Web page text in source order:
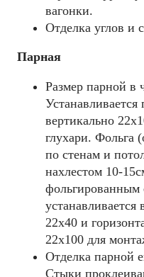
вагонки.
Отделка углов и
Парная
Размер парной в
вертикально
глухари. Фольга
по стенам и
нахлестом 10-
фольгированным
устанавливается
22х40 и
22х100 для
Отделка парной
Стыки